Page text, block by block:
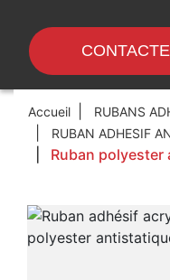
Accueil RUBANS
RUBAN ADHESIF
Ruban